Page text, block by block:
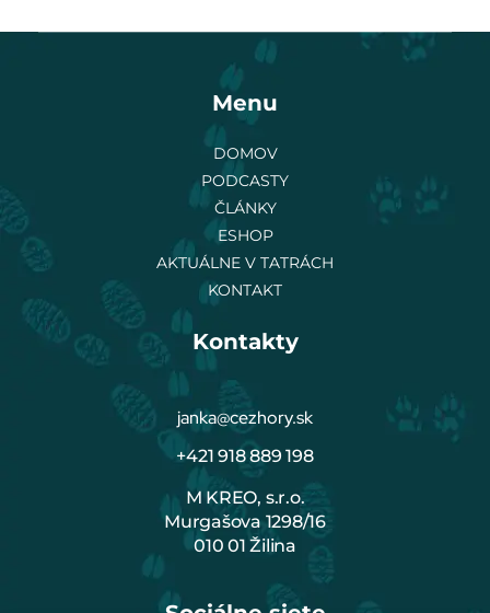
Menu
DOMOV
PODCASTY
ČLÁNKY
ESHOP
AKTUÁLNE V TATRÁCH
KONTAKT
Kontakty
janka@cezhory.sk
+421 918 889 198
M KREO, s.r.o.
Murgašova 1298/16
010 01 Žilina